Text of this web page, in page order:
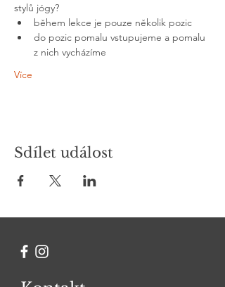
stylů jógy?
během lekce je pouze několik pozic
do pozic pomalu vstupujeme a pomalu
z nich vycházíme
Více
Sdílet událost